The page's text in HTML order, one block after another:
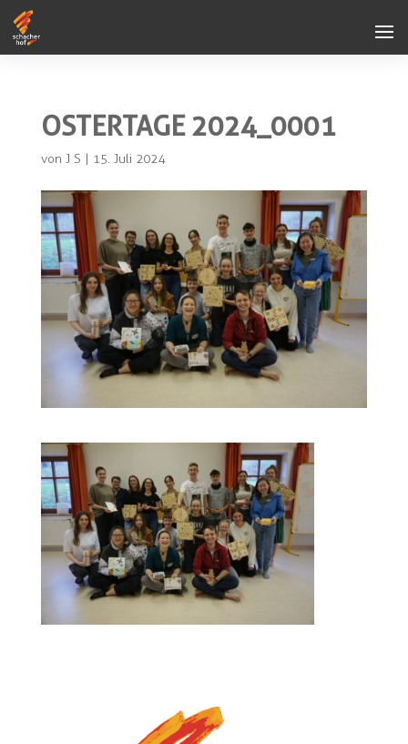
OSTERTAGE 2024_0001
von J S | 15. Juli 2024